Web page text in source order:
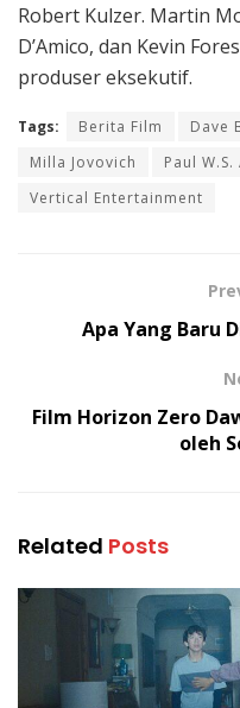
Robert Kulzer. Martin
D’Amico, dan Kevin
produser eksekutif.
Tags: Berita Film Dave
Milla Jovovich
Paul
Vertical Entertainment
Apa Yang Baru
Film Horizon Zero
oleh
Related Posts